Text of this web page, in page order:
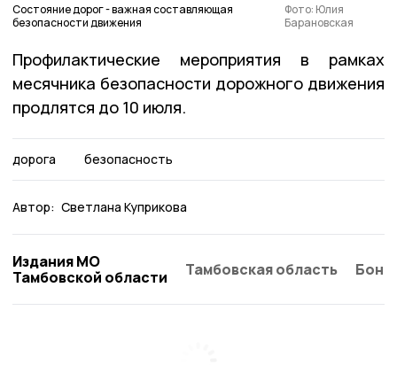
Состояние дорог - важная составляющая
безопасности движения
Фото: Юлия
Барановская
Профилактические мероприятия в рамках
месячника безопасности дорожного движения
продлятся до 10 июля.
дорога безопасность
Автор: Светлана Куприкова
Издания МО
Тамбовской области
Тамбовская область